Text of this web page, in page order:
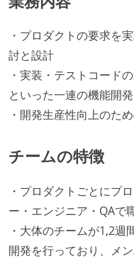
・プロダクトの要求を
討と設計
・実装・テストコード
といった一連の機能開発
・開発生産性向上のた
チームの特徴
・プロダクトごとにプ
ー・エンジニア・QAで
・大体のチームが1,2
開発を行っており、メ